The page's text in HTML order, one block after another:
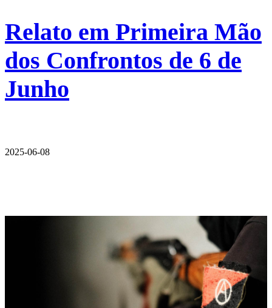
Relato em Primeira Mão
dos Confrontos de 6 de
Junho
2025-06-08